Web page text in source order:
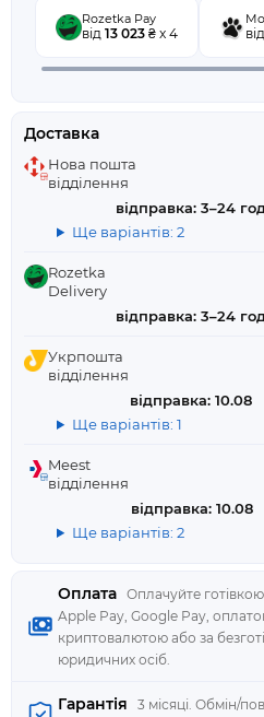
Оплата Оплачуйте
Apple Pay, Google Pay,
криптовалютою або за
юридичних осіб.
Rozetka Pay
від 13 023 ₴ x 4 від
Доставка
Нова пошта
відділення
відправка: 3–24
Ще варіантів: 2
Rozetka
Delivery
відправка: 3–24
Укрпошта
відділення
відправка: 10.08
Ще варіантів: 1
Meest
відділення
відправка: 10.08
Ще варіантів: 2
Гарантія
3 місяці. Обмін/